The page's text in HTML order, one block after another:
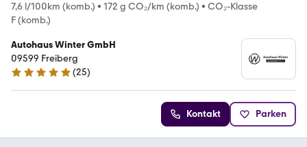
7,6 l/100km (komb.) • 172 g CO₂/km (komb.) • CO₂-Klasse
F (komb.)
Autohaus Winter GmbH
09599 Freiberg
4.9 Sterne
(25)
Kontakt Parken